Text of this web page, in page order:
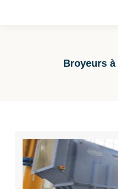
Broyeurs